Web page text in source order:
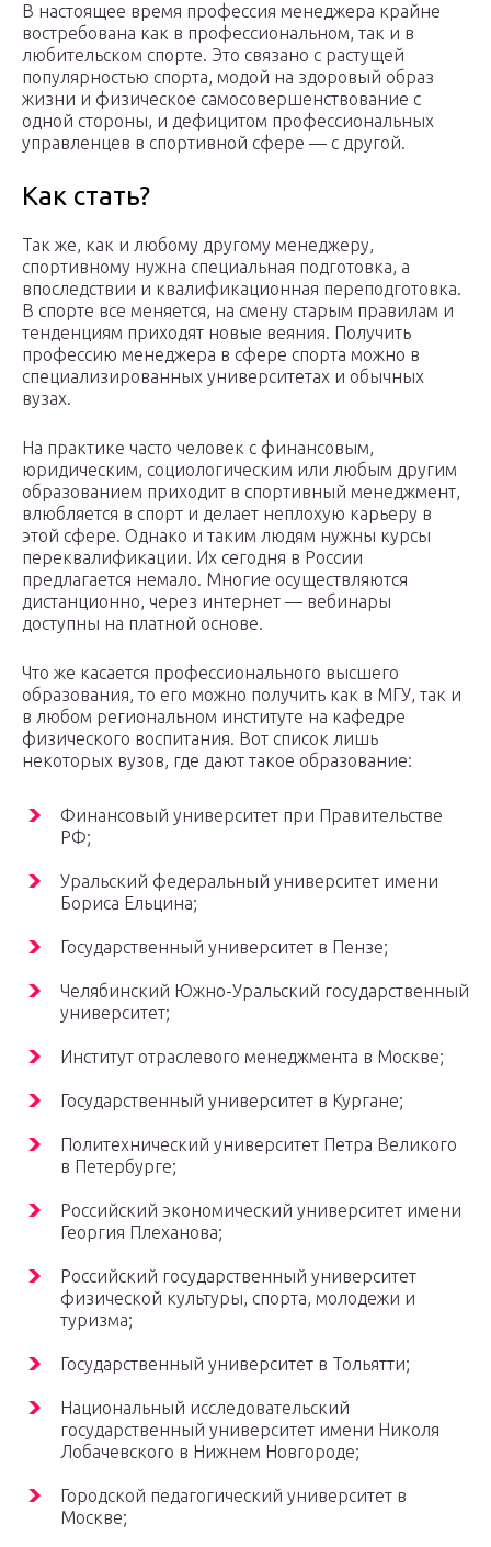
В настоящее время профессия менеджера крайне
востребована как в профессиональном, так и в
любительском спорте. Это связано с растущей
популярностью спорта, модой на здоровый образ
жизни и физическое самосовершенствование с
одной стороны, и дефицитом профессиональных
управленцев в спортивной сфере — с другой.
Как стать?
Так же, как и любому другому менеджеру,
спортивному нужна специальная подготовка, а
впоследствии и квалификационная переподготовка.
В спорте все меняется, на смену старым правилам и
тенденциям приходят новые веяния. Получить
профессию менеджера в сфере спорта можно в
специализированных университетах и обычных
вузах.
На практике часто человек с финансовым,
юридическим, социологическим или любым другим
образованием приходит в спортивный менеджмент,
влюбляется в спорт и делает неплохую карьеру в
этой сфере. Однако и таким людям нужны курсы
переквалификации. Их сегодня в России
предлагается немало. Многие осуществляются
дистанционно, через интернет — вебинары
доступны на платной основе.
Что же касается профессионального высшего
образования, то его можно получить как в МГУ, так и
в любом региональном институте на кафедре
физического воспитания. Вот список лишь
некоторых вузов, где дают такое образование:
Финансовый университет при Правительстве
РФ;
Уральский федеральный университет имени
Бориса Ельцина;
Государственный университет в Пензе;
Челябинский Южно-Уральский государственный
университет;
Институт отраслевого менеджмента в Москве;
Государственный университет в Кургане;
Политехнический университет Петра Великого
в Петербурге;
Российский экономический университет имени
Георгия Плеханова;
Российский государственный университет
физической культуры, спорта, молодежи и
туризма;
Государственный университет в Тольятти;
Национальный исследовательский
государственный университет имени Николя
Лобачевского в Нижнем Новгороде;
Городской педагогический университет в
Москве;